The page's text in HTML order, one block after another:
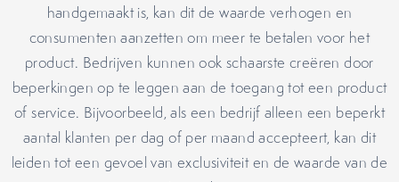
handgemaakt is, kan dit de waarde verhogen en
consumenten aanzetten om meer te betalen voor het
product. Bedrijven kunnen ook schaarste creëren door
beperkingen op te leggen aan de toegang tot een product
of service. Bijvoorbeeld, als een bedrijf alleen een beperkt
aantal klanten per dag of per maand accepteert, kan dit
leiden tot een gevoel van exclusiviteit en de waarde van de